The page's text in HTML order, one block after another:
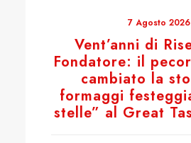
7 Agosto 2026
Vent’anni di
Fondatore: il
cambiato la
formaggi
stelle” al Great